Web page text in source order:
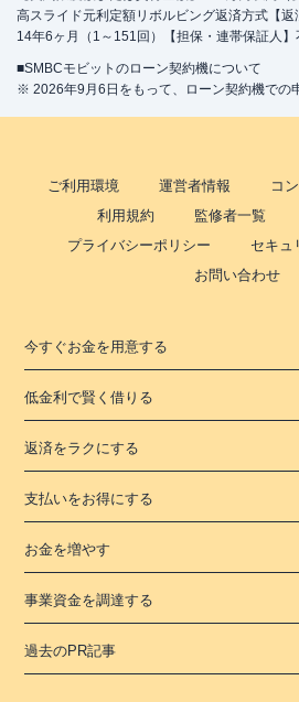
高スライド元利定額リボルビング返済方式【
14年6ヶ月（1～151回）【担保・連帯保証人】
■SMBCモビットのローン契約機について
※ 2026年9月6日をもって、ローン契約機での
ご利用環境 運営者情報
コ
利用規約
監修者一覧
プライバシーポリシー
セキュ
お問い合わせ
今すぐお金を用意する
低金利で賢く借りる
返済をラクにする
支払いをお得にする
お金を増やす
事業資金を調達する
過去のPR記事